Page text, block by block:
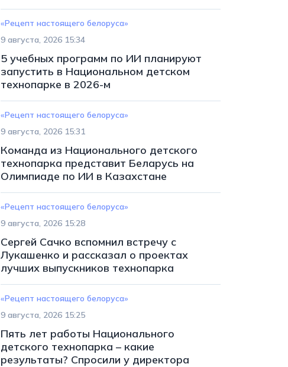
«Рецепт настоящего белоруса»
9 августа, 2026 15:34
5 учебных программ по ИИ планируют
запустить в Национальном детском
технопарке в 2026-м
«Рецепт настоящего белоруса»
9 августа, 2026 15:31
Команда из Национального детского
технопарка представит Беларусь на
Олимпиаде по ИИ в Казахстане
«Рецепт настоящего белоруса»
9 августа, 2026 15:28
Сергей Сачко вспомнил встречу с
Лукашенко и рассказал о проектах
лучших выпускников технопарка
«Рецепт настоящего белоруса»
9 августа, 2026 15:25
Пять лет работы Национального
детского технопарка – какие
результаты? Спросили у директора